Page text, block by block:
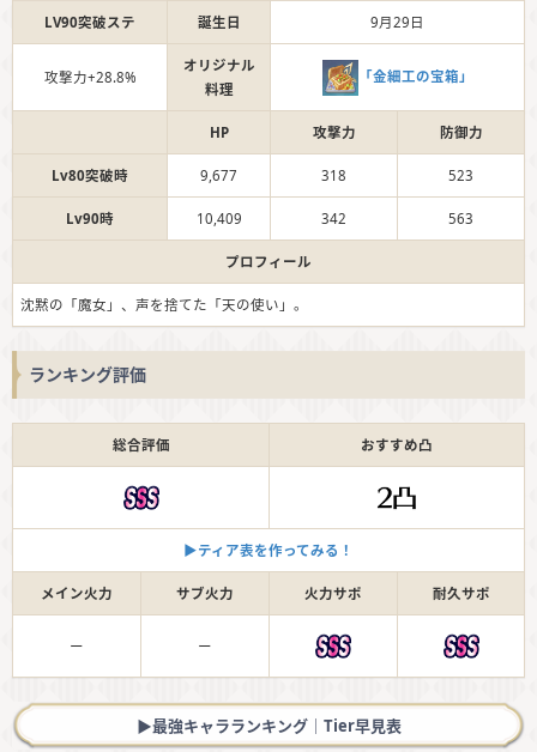
LV90突破ステ 誕生日 9月29日
攻撃力+28.8%
オリジナル
料理
「金細工の宝箱」
HP 攻撃力 防御力
Lv80突破時 9,677 318 523
Lv90時 10,409 342 563
プロフィール
沈黙の「魔女」、声を捨てた「天の使い」。
ランキング評価
総合評価 おすすめ凸
▶︎ティア表を作ってみる！
メイン火力 サブ火力 火力サポ 耐久サポ
ー ー
▶︎最強キャラランキング｜Tier早見表